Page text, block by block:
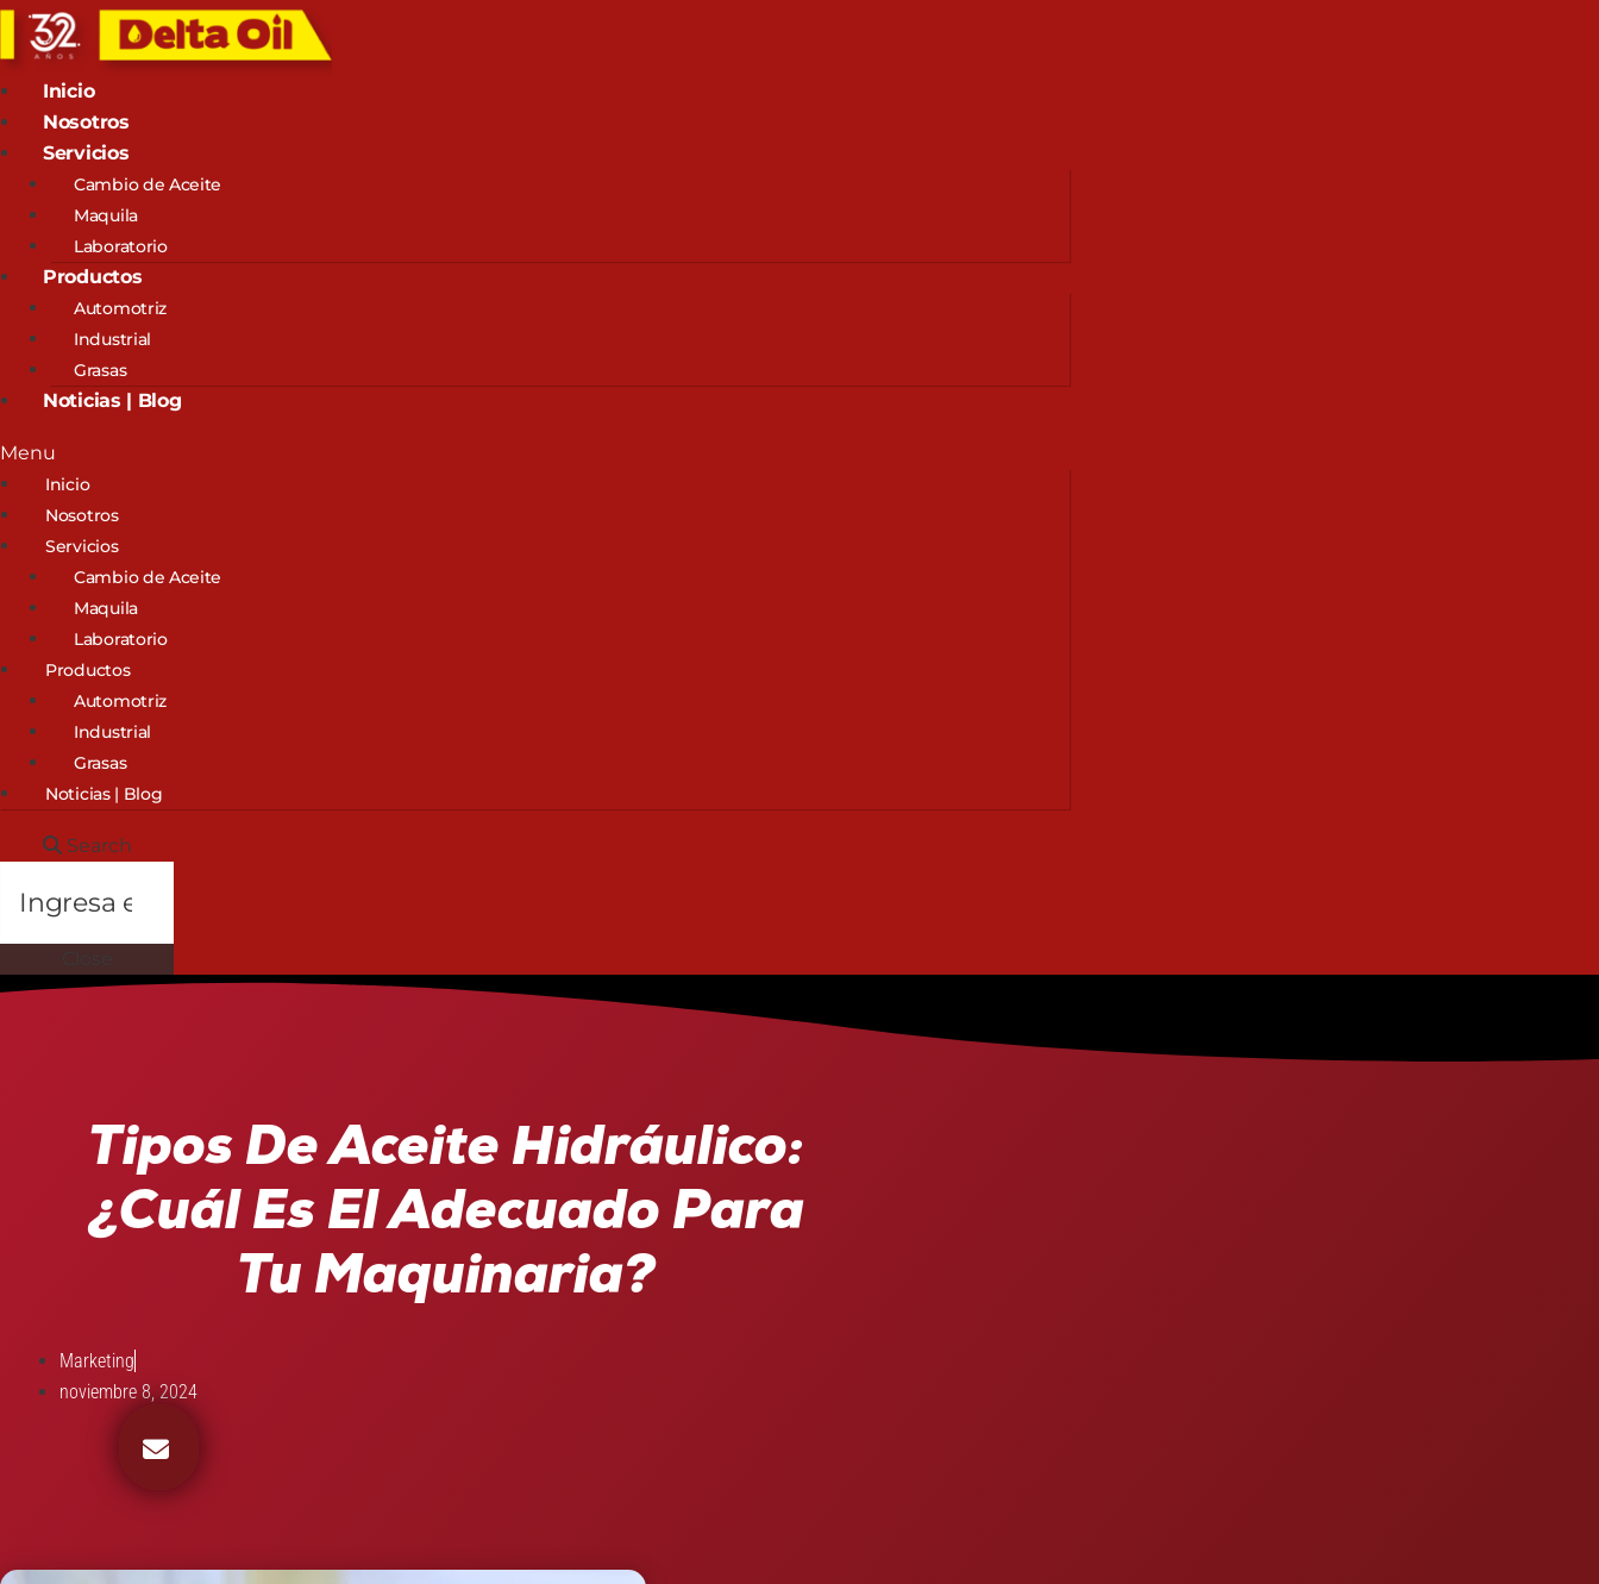
Inicio
Nosotros
Servicios
Cambio de Aceite
Maquila
Laboratorio
Productos
Automotriz
Industrial
Grasas
Noticias | Blog
Menu
Inicio
Nosotros
Servicios
Cambio de Aceite
Maquila
Laboratorio
Productos
Automotriz
Industrial
Grasas
Noticias | Blog
Search
Tipos De Aceite Hidráulico:
¿Cuál Es El Adecuado Para
Tu Maquinaria?
Marketing
noviembre 8, 2024